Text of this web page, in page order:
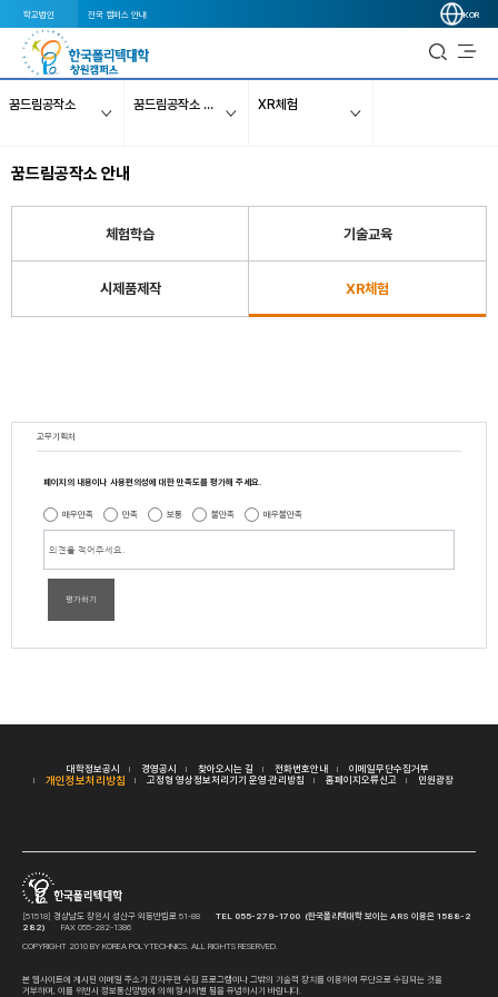
학교법인 전국 캠퍼스 안내 KOR
꿈드림공작소 꿈드림공작소 안내 XR체험
꿈드림공작소 안내
체험학습 기술교육
시제품제작 XR체험
교무기획처
페이지의 내용이나 사용편의성에 대한 만족도를 평가해 주세요.
매우만족 만족 보통 불만족 매우불만족
평가하기
대학정보공시 경영공시 찾아오시는 길 전화번호안내 이메일무단수집거부
개인정보처리방침 고정형 영상정보처리기기 운영·관리방침 홈페이지오류신고 민원광장
[51518] 경상남도 창원시 성산구 외동반림로 51-88 TEL 055-279-1700 (한국폴리텍대학 보이는 ARS 이용은 1588-2
282)
FAX 055-282-1386
COPYRIGHT 2010 BY KOREA POLYTECHNICS. ALL RIGHTS RESERVED.
본 웹사이트에 게시된 이메일 주소가 전자우편 수집 프로그램이나 그밖의 기술적 장치를 이용하여 무단으로 수집되는 것을
거부하며, 이를 위반시 정보통신망법에 의해 형사처벌 됨을 유념하시기 바랍니다.